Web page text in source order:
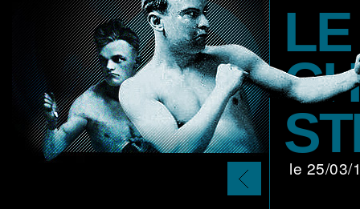
article
précédent
le 25/